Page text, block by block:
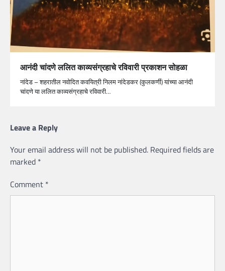
आनंदी चांदणे ललित काव्यसंग्रहाचे रविवारी प्रकाशन सोहळा
नांदेड – शहरातील नवोदित कवयित्री निलम नांदेडकर (कुलकर्णी) यांच्या आनंदी
चांदणे या ललित काव्यसंग्रहाचे रविवारी…
Leave a Reply
Your email address will not be published. Required fields are
marked *
Comment *